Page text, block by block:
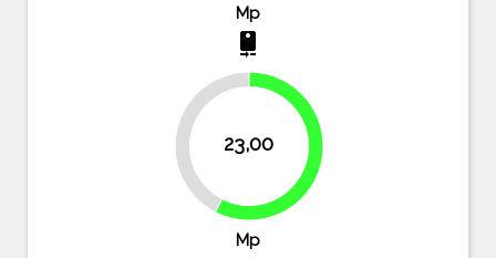
Mp
camera_rear
23,00
42.5%
57.5%
Mp